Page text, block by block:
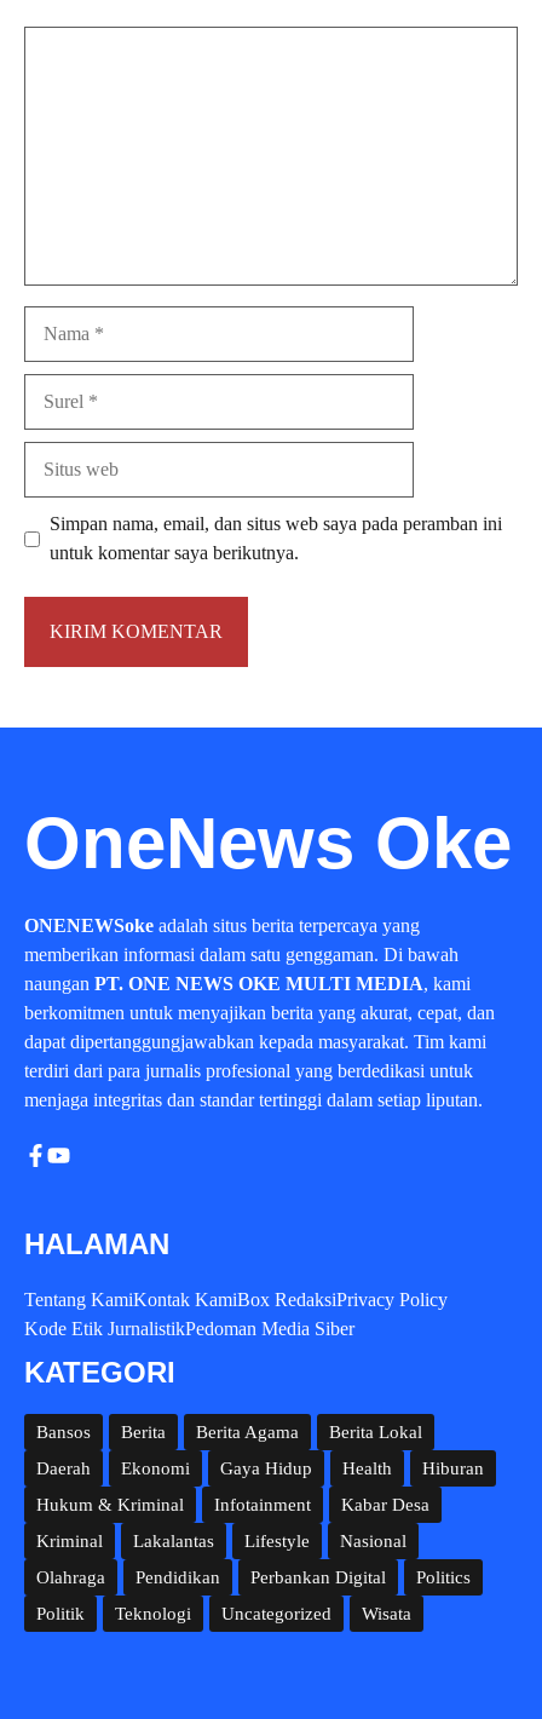
Simpan nama, email, dan situs web saya pada peramban ini
untuk komentar saya berikutnya.
OneNews Oke
ONENEWSoke adalah situs berita terpercaya yang
memberikan informasi dalam satu genggaman. Di bawah
naungan PT. ONE NEWS OKE MULTI MEDIA, kami
berkomitmen untuk menyajikan berita yang akurat, cepat, dan
dapat dipertanggungjawabkan kepada masyarakat. Tim kami
terdiri dari para jurnalis profesional yang berdedikasi untuk
menjaga integritas dan standar tertinggi dalam setiap liputan.
HALAMAN
Tentang KamiKontak KamiBox RedaksiPrivacy Policy
Kode Etik JurnalistikPedoman Media Siber
KATEGORI
Bansos Berita Berita Agama
Berita Lokal
Daerah
Ekonomi Gaya Hidup Health
Hiburan
Hukum & Kriminal
Infotainment
Kabar Desa
Kriminal
Lakalantas Lifestyle
Nasional
Olahraga
Pendidikan Perbankan Digital
Politics
Politik
Teknologi Uncategorized Wisata